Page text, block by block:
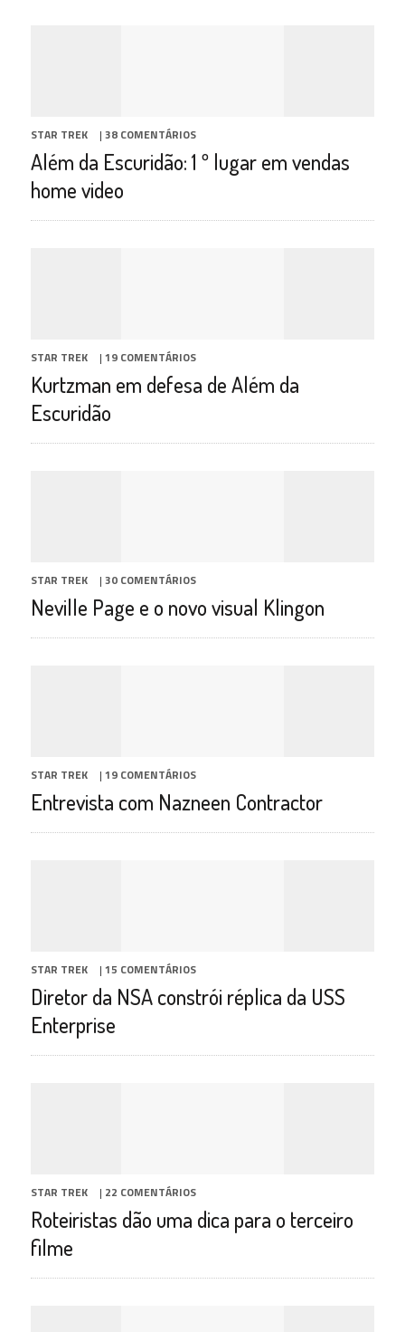
STAR TREK | 38 COMENTÁRIOS
Além da Escuridão: 1 º lugar em vendas
home video
STAR TREK | 19 COMENTÁRIOS
Kurtzman em defesa de Além da
Escuridão
STAR TREK | 30 COMENTÁRIOS
Neville Page e o novo visual Klingon
STAR TREK | 19 COMENTÁRIOS
Entrevista com Nazneen Contractor
STAR TREK | 15 COMENTÁRIOS
Diretor da NSA constrói réplica da USS
Enterprise
STAR TREK | 22 COMENTÁRIOS
Roteiristas dão uma dica para o terceiro
filme